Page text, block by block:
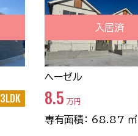
3LDK
入居済
ヘーゼル
8.5 万円
専有面積： 68.87 ㎡